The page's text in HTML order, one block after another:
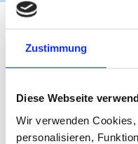
Zustimmung
Diese Webseite
Wir verwenden
personalisieren,